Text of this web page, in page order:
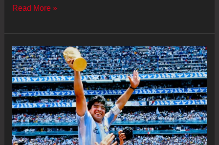
Muere
cineasta
Adolfo
Aristarain,
puente
cultural
entre
Argentina
y
Read More »